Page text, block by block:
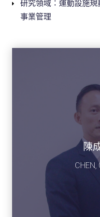
研究領域：運動設施
事業管理
陳
CHEN,